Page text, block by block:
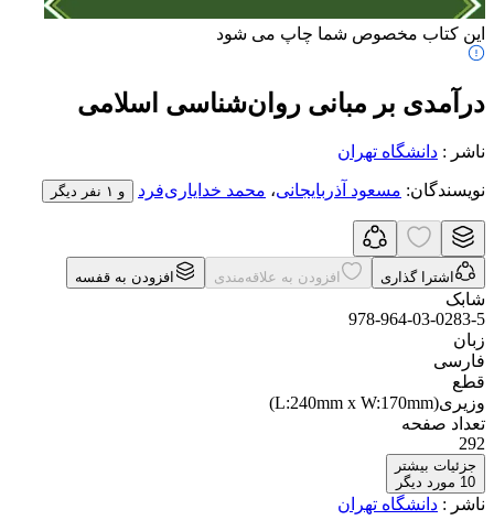
این کتاب مخصوص شما چاپ می شود
درآمدی بر مبانی روان‌شناسی اسلامی
ناشر : دانشگاه تهران
نویسندگان: مسعود آذربایجانی، محمد خدایاری‌فرد و ۱ نفر دیگر
اشترا گذاری افزودن به علاقه‌مندی افزودن به قفسه
شابک
978-964-03-0283-5
زبان
فارسی
قطع
وزیری(L:240mm x W:170mm)
تعداد صفحه
292
جزئیات بیشتر
10 مورد دیگر
ناشر : دانشگاه تهران